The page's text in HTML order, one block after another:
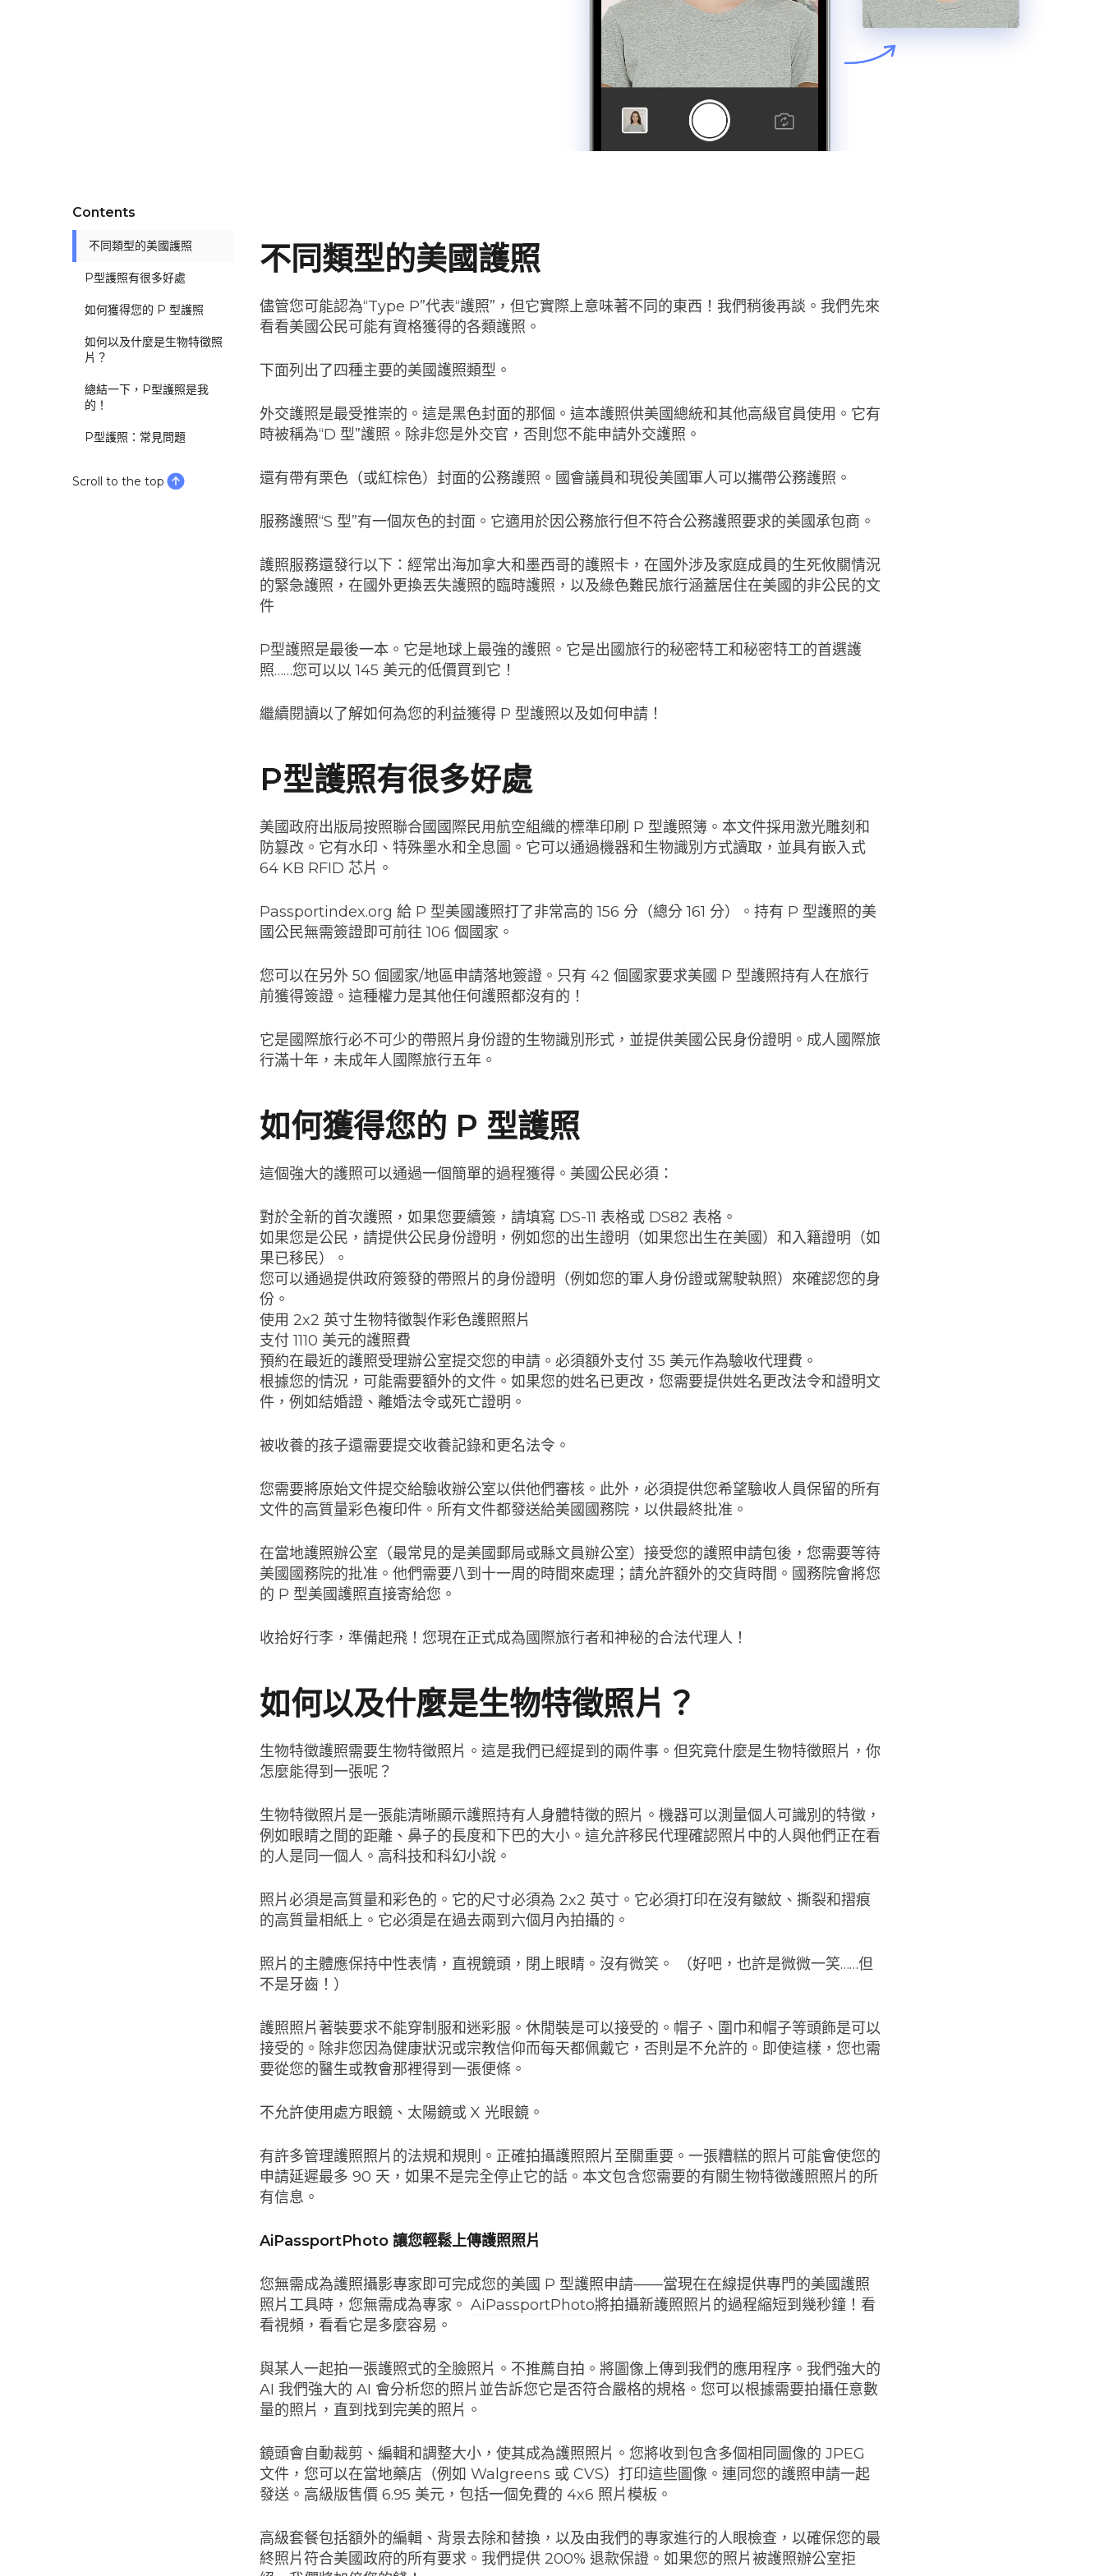
Contents
不同類型的美國護照
P型護照有很多好處
如何獲得您的 P 型護照
如何以及什麼是生物特徵照
片？
總結一下，P型護照是我
的！
P型護照：常見問題
Scroll to the top
不同類型的美國護照
儘管您可能認為“Type P”代表“護照”，但它實際上意味著不同的東西！我們稍後再談。我們先來
看看美國公民可能有資格獲得的各類護照。
下面列出了四種主要的美國護照類型。
外交護照是最受推崇的。這是黑色封面的那個。這本護照供美國總統和其他高級官員使用。它有
時被稱為“D 型”護照。除非您是外交官，否則您不能申請外交護照。
還有帶有栗色（或紅棕色）封面的公務護照。國會議員和現役美國軍人可以攜帶公務護照。
服務護照“S 型”有一個灰色的封面。它適用於因公務旅行但不符合公務護照要求的美國承包商。
護照服務還發行以下：經常出海加拿大和墨西哥的護照卡，在國外涉及家庭成員的生死攸關情況
的緊急護照，在國外更換丟失護照的臨時護照，以及綠色難民旅行涵蓋居住在美國的非公民的文
件
P型護照是最後一本。它是地球上最強的護照。它是出國旅行的秘密特工和秘密特工的首選護
照……您可以以 145 美元的低價買到它！
繼續閱讀以了解如何為您的利益獲得 P 型護照以及如何申請！
P型護照有很多好處
美國政府出版局按照聯合國國際民用航空組織的標準印刷 P 型護照簿。本文件採用激光雕刻和
防篡改。它有水印、特殊墨水和全息圖。它可以通過機器和生物識別方式讀取，並具有嵌入式
64 KB RFID 芯片。
Passportindex.org 給 P 型美國護照打了非常高的 156 分（總分 161 分）。持有 P 型護照的美
國公民無需簽證即可前往 106 個國家。
您可以在另外 50 個國家/地區申請落地簽證。只有 42 個國家要求美國 P 型護照持有人在旅行
前獲得簽證。這種權力是其他任何護照都沒有的！
它是國際旅行必不可少的帶照片身份證的生物識別形式，並提供美國公民身份證明。成人國際旅
行滿十年，未成年人國際旅行五年。
如何獲得您的 P 型護照
這個強大的護照可以通過一個簡單的過程獲得。美國公民必須：
對於全新的首次護照，如果您要續簽，請填寫 DS-11 表格或 DS82 表格。
如果您是公民，請提供公民身份證明，例如您的出生證明（如果您出生在美國）和入籍證明（如
果已移民）。
您可以通過提供政府簽發的帶照片的身份證明（例如您的軍人身份證或駕駛執照）來確認您的身
份。
使用 2x2 英寸生物特徵製作彩色護照照片
支付 1110 美元的護照費
預約在最近的護照受理辦公室提交您的申請。必須額外支付 35 美元作為驗收代理費。
根據您的情況，可能需要額外的文件。如果您的姓名已更改，您需要提供姓名更改法令和證明文
件，例如結婚證、離婚法令或死亡證明。
被收養的孩子還需要提交收養記錄和更名法令。
您需要將原始文件提交給驗收辦公室以供他們審核。此外，必須提供您希望驗收人員保留的所有
文件的高質量彩色複印件。所有文件都發送給美國國務院，以供最終批准。
在當地護照辦公室（最常見的是美國郵局或縣文員辦公室）接受您的護照申請包後，您需要等待
美國國務院的批准。他們需要八到十一周的時間來處理；請允許額外的交貨時間。國務院會將您
的 P 型美國護照直接寄給您。
收拾好行李，準備起飛！您現在正式成為國際旅行者和神秘的合法代理人！
如何以及什麼是生物特徵照片？
生物特徵護照需要生物特徵照片。這是我們已經提到的兩件事。但究竟什麼是生物特徵照片，你
怎麼能得到一張呢？
生物特徵照片是一張能清晰顯示護照持有人身體特徵的照片。機器可以測量個人可識別的特徵，
例如眼睛之間的距離、鼻子的長度和下巴的大小。這允許移民代理確認照片中的人與他們正在看
的人是同一個人。高科技和科幻小說。
照片必須是高質量和彩色的。它的尺寸必須為 2x2 英寸。它必須打印在沒有皺紋、撕裂和摺痕
的高質量相紙上。它必須是在過去兩到六個月內拍攝的。
照片的主體應保持中性表情，直視鏡頭，閉上眼睛。沒有微笑。 （好吧，也許是微微一笑……但
不是牙齒！）
護照照片著裝要求不能穿制服和迷彩服。休閒裝是可以接受的。帽子、圍巾和帽子等頭飾是可以
接受的。除非您因為健康狀況或宗教信仰而每天都佩戴它，否則是不允許的。即使這樣，您也需
要從您的醫生或教會那裡得到一張便條。
不允許使用處方眼鏡、太陽鏡或 X 光眼鏡。
有許多管理護照照片的法規和規則。正確拍攝護照照片至關重要。一張糟糕的照片可能會使您的
申請延遲最多 90 天，如果不是完全停止它的話。本文包含您需要的有關生物特徵護照照片的所
有信息。
AiPassportPhoto 讓您輕鬆上傳護照照片
您無需成為護照攝影專家即可完成您的美國 P 型護照申請——當現在在線提供專門的美國護照
照片工具時，您無需成為專家。 AiPassportPhoto將拍攝新護照照片的過程縮短到幾秒鐘！看
看視頻，看看它是多麼容易。
與某人一起拍一張護照式的全臉照片。不推薦自拍。將圖像上傳到我們的應用程序。我們強大的
AI 我們強大的 AI 會分析您的照片並告訴您它是否符合嚴格的規格。您可以根據需要拍攝任意數
量的照片，直到找到完美的照片。
鏡頭會自動裁剪、編輯和調整大小，使其成為護照照片。您將收到包含多個相同圖像的 JPEG
文件，您可以在當地藥店（例如 Walgreens 或 CVS）打印這些圖像。連同您的護照申請一起
發送。高級版售價 6.95 美元，包括一個免費的 4x6 照片模板。
高級套餐包括額外的編輯、背景去除和替換，以及由我們的專家進行的人眼檢查，以確保您的最
終照片符合美國政府的所有要求。我們提供 200% 退款保證。如果您的照片被護照辦公室拒